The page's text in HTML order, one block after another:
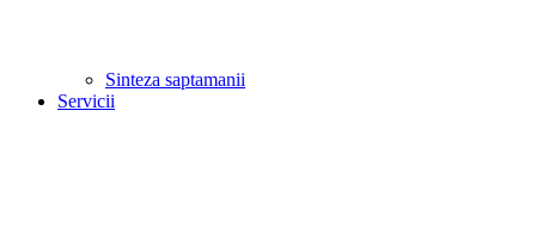
Sinteza saptamanii
Servicii